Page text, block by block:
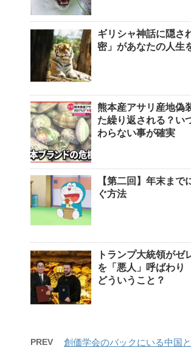
ギリシャ神話に隠さ
密」があなたの人生
熊本産アサリ産地偽
た繰り返される？い
わらない事が確実
【第二回】年末まで
ぐ方法
トランプ大統領がゼ
を「悪人」呼ばわ
どういうこと？
PREV
創価学会のバックにいる中国